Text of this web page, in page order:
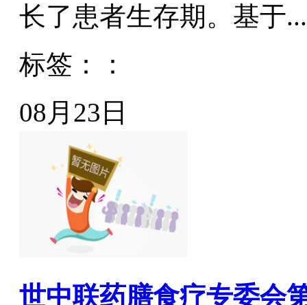
长了患者生存期。基于...
标签：：
08月23日
世中联药膳食疗专委会